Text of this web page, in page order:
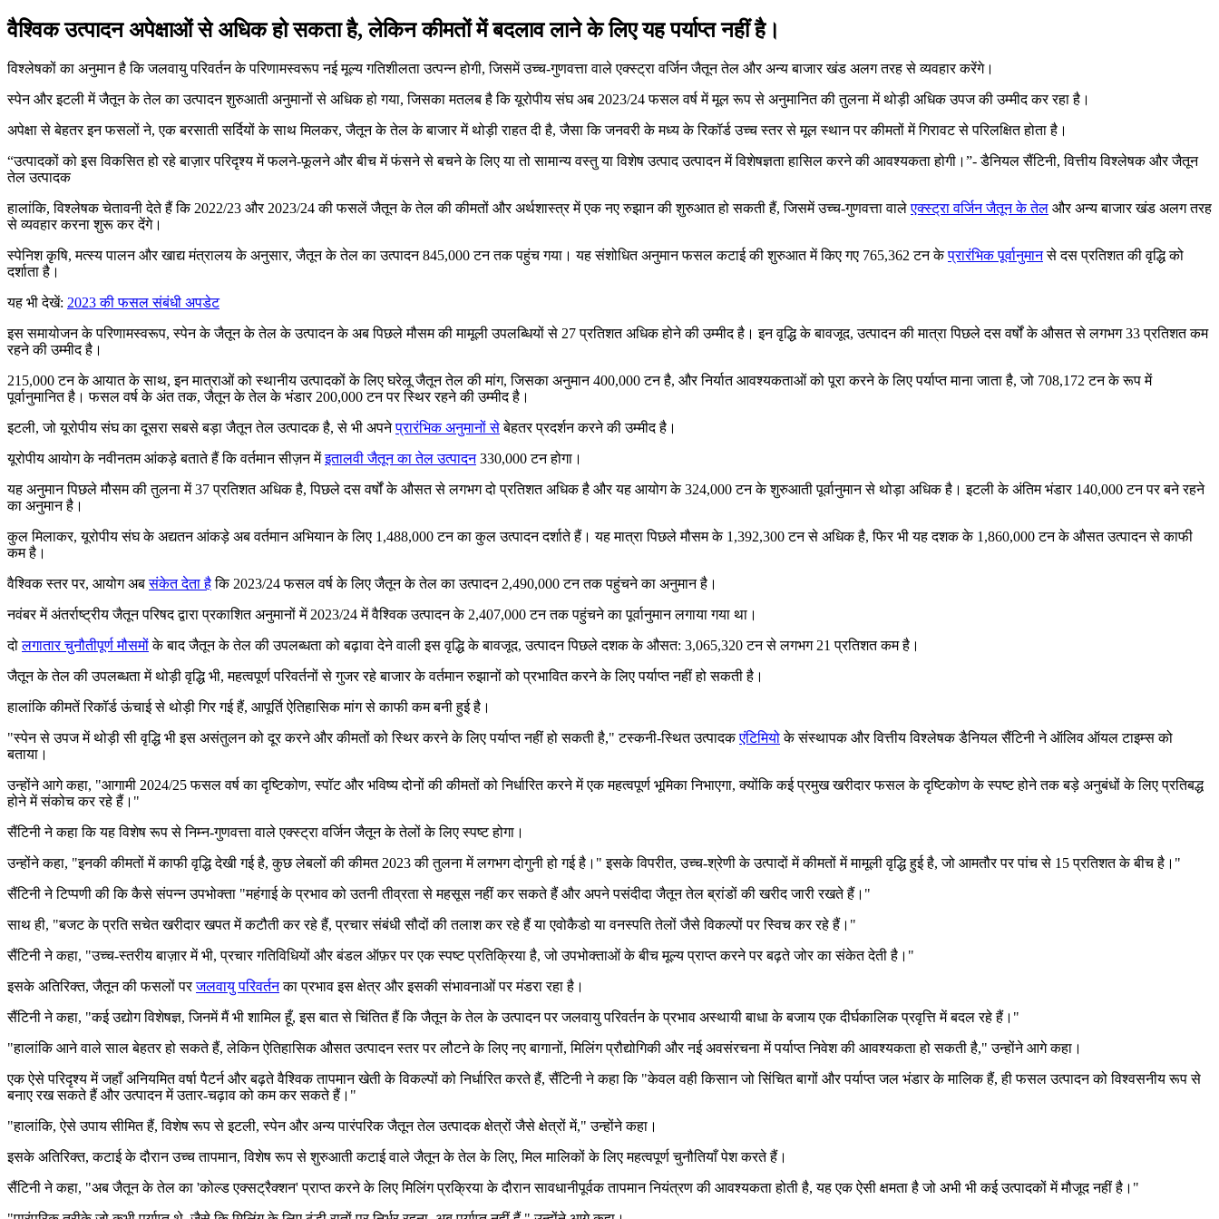
वैश्विक उत्पादन अपेक्षाओं से अधिक हो सकता है, लेकिन कीमतों में बदलाव लाने के लिए यह पर्याप्त नहीं है।
विश्लेषकों का अनुमान है कि जलवायु परिवर्तन के परिणामस्वरूप नई मूल्य गतिशीलता उत्पन्न होगी, जिसमें उच्च-गुणवत्ता वाले एक्स्ट्रा वर्जिन जैतून तेल और अन्य बाजार खंड अलग तरह से व्यवहार करेंगे।
स्पेन और इटली में जैतून के तेल का उत्पादन शुरुआती अनुमानों से अधिक हो गया, जिसका मतलब है कि यूरोपीय संघ अब 2023/24 फसल वर्ष में मूल रूप से अनुमानित की तुलना में थोड़ी अधिक उपज की उम्मीद कर रहा है।
अपेक्षा से बेहतर इन फसलों ने, एक बरसाती सर्दियों के साथ मिलकर, जैतून के तेल के बाजार में थोड़ी राहत दी है, जैसा कि जनवरी के मध्य के रिकॉर्ड उच्च स्तर से मूल स्थान पर कीमतों में गिरावट से परिलक्षित होता है।
उत्पादकों को इस विकसित हो रहे बाज़ार परिदृश्य में फलने-फूलने और बीच में फंसने से बचने के लिए या तो सामान्य वस्तु या विशेष उत्पाद उत्पादन में विशेषज्ञता हासिल करने की आवश्यकता होगी।
- डैनियल सैंटिनी, वित्तीय विश्लेषक और जैतून
तेल उत्पादक
हालांकि, विश्लेषक चेतावनी देते हैं कि 2022/23 और 2023/24 की फसलें जैतून के तेल की कीमतों और अर्थशास्त्र में एक नए रुझान की शुरुआत हो सकती हैं, जिसमें उच्च-गुणवत्ता वालेएक्स्ट्रा वर्जिन जैतून के तेल और अन्य बाजार खंड अलग तरह
से व्यवहार करना शुरू कर देंगे।
स्पेनिश कृषि, मत्स्य पालन और खाद्य मंत्रालय के अनुसार, जैतून के तेल का उत्पादन 845,000 टन तक पहुंच गया। यह संशोधित अनुमान फसल कटाई की शुरुआत में किए गए 765,362 टन केप्रारंभिक पूर्वानुमानसे दस प्रतिशत की वृद्धि को
दर्शाता है।
यह भी देखें: 2023 की फसल संबंधी अपडेट
इस समायोजन के परिणामस्वरूप, स्पेन के जैतून के तेल के उत्पादन के अब पिछले मौसम की मामूली उपलब्धियों से 27 प्रतिशत अधिक होने की उम्मीद है। इन वृद्धि के बावजूद, उत्पादन की मात्रा पिछले दस वर्षों के औसत से लगभग 33 प्रतिशत कम
रहने की उम्मीद है।
215,000 टन के आयात के साथ, इन मात्राओं को स्थानीय उत्पादकों के लिए घरेलू जैतून तेल की मांग, जिसका अनुमान 400,000 टन है, और निर्यात आवश्यकताओं को पूरा करने के लिए पर्याप्त माना जाता है, जो 708,172 टन के रूप में
पूर्वानुमानित है। फसल वर्ष के अंत तक, जैतून के तेल के भंडार 200,000 टन पर स्थिर रहने की उम्मीद है।
इटली, जो यूरोपीय संघ का दूसरा सबसे बड़ा जैतून तेल उत्पादक है, से भी अपनेप्रारंभिक अनुमानों सेबेहतर प्रदर्शन करने की उम्मीद है।
यूरोपीय आयोग के नवीनतम आंकड़े बताते हैं कि वर्तमान सीज़न मेंइतालवी जैतून का तेल उत्पादन330,000 टन होगा।
यह अनुमान पिछले मौसम की तुलना में 37 प्रतिशत अधिक है, पिछले दस वर्षों के औसत से लगभग दो प्रतिशत अधिक है और यह आयोग के 324,000 टन के शुरुआती पूर्वानुमान से थोड़ा अधिक है। इटली के अंतिम भंडार 140,000 टन पर बने रहने
का अनुमान है।
कुल मिलाकर, यूरोपीय संघ के अद्यतन आंकड़े अब वर्तमान अभियान के लिए 1,488,000 टन का कुल उत्पादन दर्शाते हैं। यह मात्रा पिछले मौसम के 1,392,300 टन से अधिक है, फिर भी यह दशक के 1,860,000 टन के औसत उत्पादन से काफी
कम है।
वैश्विक स्तर पर, आयोग अबसंकेत देता हैकि 2023/24 फसल वर्ष के लिए जैतून के तेल का उत्पादन 2,490,000 टन तक पहुंचने का अनुमान है।
नवंबर में अंतर्राष्ट्रीय जैतून परिषद द्वारा प्रकाशित अनुमानों में 2023/24 में वैश्विक उत्पादन के 2,407,000 टन तक पहुंचने का पूर्वानुमान लगाया गया था।
दोलगातार चुनौतीपूर्ण मौसमोंके बाद जैतून के तेल की उपलब्धता को बढ़ावा देने वाली इस वृद्धि के बावजूद, उत्पादन पिछले दशक के औसत: 3,065,320 टन से लगभग 21 प्रतिशत कम है।
जैतून के तेल की उपलब्धता में थोड़ी वृद्धि भी, महत्वपूर्ण परिवर्तनों से गुजर रहे बाजार के वर्तमान रुझानों को प्रभावित करने के लिए पर्याप्त नहीं हो सकती है।
हालांकि कीमतें रिकॉर्ड ऊंचाई से थोड़ी गिर गई हैं, आपूर्ति ऐतिहासिक मांग से काफी कम बनी हुई है।
"स्पेन से उपज में थोड़ी सी वृद्धि भी इस असंतुलन को दूर करने और कीमतों को स्थिर करने के लिए पर्याप्त नहीं हो सकती है," टस्कनी-स्थित उत्पादकएंटिमियोके संस्थापक और वित्तीय विश्लेषक डैनियल सैंटिनी ने ऑलिव ऑयल टाइम्स को
बताया।
उन्होंने आगे कहा, "आगामी 2024/25 फसल वर्ष का दृष्टिकोण, स्पॉट और भविष्य दोनों की कीमतों को निर्धारित करने में एक महत्वपूर्ण भूमिका निभाएगा, क्योंकि कई प्रमुख खरीदार फसल के दृष्टिकोण के स्पष्ट होने तक बड़े अनुबंधों के लिए प्रतिबद्ध
होने में संकोच कर रहे हैं।"
सैंटिनी ने कहा कि यह विशेष रूप से निम्न-गुणवत्ता वाले एक्स्ट्रा वर्जिन जैतून के तेलों के लिए स्पष्ट होगा।
उन्होंने कहा, "इनकी कीमतों में काफी वृद्धि देखी गई है, कुछ लेबलों की कीमत 2023 की तुलना में लगभग दोगुनी हो गई है।" इसके विपरीत, उच्च-श्रेणी के उत्पादों में कीमतों में मामूली वृद्धि हुई है, जो आमतौर पर पांच से 15 प्रतिशत के बीच है।"
सैंटिनी ने टिप्पणी की कि कैसे संपन्न उपभोक्ता "महंगाई के प्रभाव को उतनी तीव्रता से महसूस नहीं कर सकते हैं और अपने पसंदीदा जैतून तेल ब्रांडों की खरीद जारी रखते हैं।"
साथ ही, "बजट के प्रति सचेत खरीदार खपत में कटौती कर रहे हैं, प्रचार संबंधी सौदों की तलाश कर रहे हैं या एवोकैडो या वनस्पति तेलों जैसे विकल्पों पर स्विच कर रहे हैं।"
सैंटिनी ने कहा, "उच्च-स्तरीय बाज़ार में भी, प्रचार गतिविधियों और बंडल ऑफ़र पर एक स्पष्ट प्रतिक्रिया है, जो उपभोक्ताओं के बीच मूल्य प्राप्त करने पर बढ़ते जोर का संकेत देती है।"
इसके अतिरिक्त, जैतून की फसलों परजलवायु परिवर्तनका प्रभाव इस क्षेत्र और इसकी संभावनाओं पर मंडरा रहा है।
सैंटिनी ने कहा, "कई उद्योग विशेषज्ञ, जिनमें मैं भी शामिल हूँ, इस बात से चिंतित हैं कि जैतून के तेल के उत्पादन पर जलवायु परिवर्तन के प्रभाव अस्थायी बाधा के बजाय एक दीर्घकालिक प्रवृत्ति में बदल रहे हैं।"
"हालांकि आने वाले साल बेहतर हो सकते हैं,लेकिनऐतिहासिक औसत उत्पादन स्तर पर लौटने के लिए नए बागानों, मिलिंग प्रौद्योगिकी और नई अवसंरचना में पर्याप्त निवेश की आवश्यकता हो सकती है," उन्होंने आगे कहा।
एक ऐसे परिदृश्य में जहाँ अनियमित वर्षा पैटर्न और बढ़ते वैश्विक तापमान खेती के विकल्पों को निर्धारित करते हैं, सैंटिनी ने कहा कि "केवल वही किसान जो सिंचित बागों और पर्याप्त जल भंडार के मालिक हैं, ही फसल उत्पादन को विश्वसनीय रूप से
बनाए रख सकते हैं और उत्पादन में उतार-चढ़ाव को कम कर सकते हैं।"
"हालांकि, ऐसे उपाय सीमित हैं, विशेष रूप से इटली, स्पेन और अन्य पारंपरिक जैतून तेल उत्पादक क्षेत्रों जैसे क्षेत्रों में," उन्होंने कहा।
इसके अतिरिक्त, कटाई के दौरान उच्च तापमान, विशेष रूप से शुरुआती कटाई वाले जैतून के तेल के लिए, मिल मालिकों के लिए महत्वपूर्ण चुनौतियाँ पेश करते हैं।
सैंटिनी ने कहा, "अब जैतून के तेल का 'कोल्ड एक्सट्रैक्शन' प्राप्त करने के लिए मिलिंग प्रक्रिया के दौरान सावधानीपूर्वक तापमान नियंत्रण की आवश्यकता होती है, यह एक ऐसी क्षमता है जो अभी भी कई उत्पादकों में मौजूद नहीं है।"